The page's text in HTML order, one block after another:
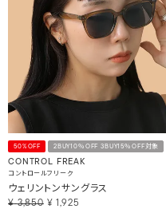
50%OFF 2BUY10％OFF 3BUY15％OFF対象
CONTROL FREAK
コントロールフリーク
ウェリントンサングラス
¥ 3,850 ¥ 1,925